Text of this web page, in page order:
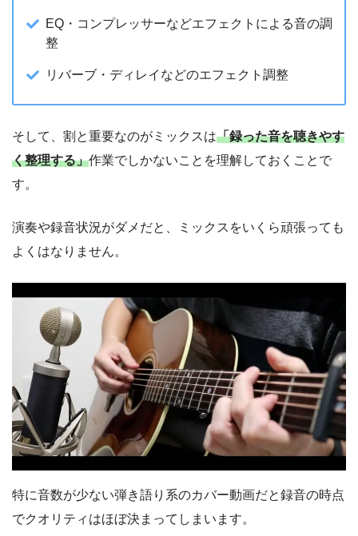
EQ・コンプレッサーなどエフェクトによる音の調
整
リバーブ・ディレイなどのエフェクト調整
そして、割と重要なのがミックスは「録った音を聴きやす
く整理する」作業でしかないことを理解しておくことで
す。
演奏や録音状況がダメだと、ミックスをいくら頑張っても
よくはなりません。
特に音数が少ない弾き語り系のカバー動画だと録音の時点
でクオリティはほぼ決まってしまいます。